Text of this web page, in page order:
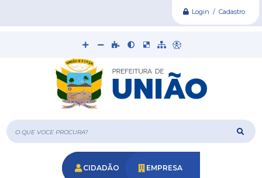
Login / Cadastro
O que voce procura?
CIDADÃO EMPRESA